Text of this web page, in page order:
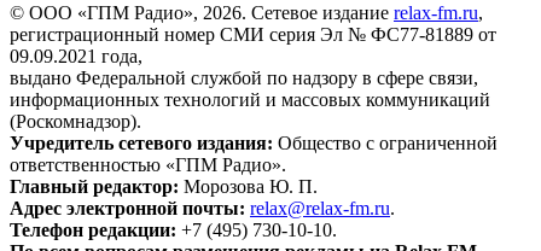
© ООО «ГПМ Радио», 2026. Сетевое издание relax-fm.ru,
регистрационный номер СМИ серия Эл № ФС77-81889 от
09.09.2021 года,
выдано Федеральной службой по надзору в сфере связи,
информационных технологий и массовых коммуникаций
(Роскомнадзор).
Учредитель сетевого издания: Общество с ограниченной
ответственностью «ГПМ Радио».
Главный редактор: Морозова Ю. П.
Адрес электронной почты: relax@relax-fm.ru.
Телефон редакции: +7 (495) 730-10-10.